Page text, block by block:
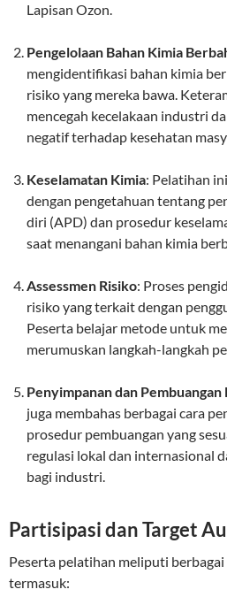
Lapisan Ozon.
Pengelolaan Bahan Kimia
mengidentifikasi bahan kimia
risiko yang mereka bawa.
mencegah kecelakaan industri
negatif terhadap kesehatan
Keselamatan Kimia: Pelatihan
dengan pengetahuan tentang
diri (APD) dan prosedur
saat menangani bahan kimia
Assessmen Risiko: Proses
risiko yang terkait dengan
Peserta belajar metode untuk
merumuskan langkah-langkah
Penyimpanan dan Pembuangan
juga membahas berbagai cara
prosedur pembuangan yang
regulasi lokal dan internasional
bagi industri.
Partisipasi dan Target
Peserta pelatihan meliputi
termasuk: